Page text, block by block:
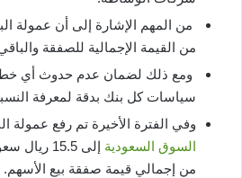
من المهم الإشارة إلى أن عمولة
من القيمة الإجمالية للصفقة
ومع ذلك لضمان عدم حدوث أي
سياسات كل بنك بدقة لمعرفة
وفي الفترة الأخيرة تم رفع عمولة
السوق السعودية
من إجمالي قيمة صفقة بيع الأسهم.